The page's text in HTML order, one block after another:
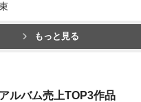
もっと見る
ルバム売上TOP3作品